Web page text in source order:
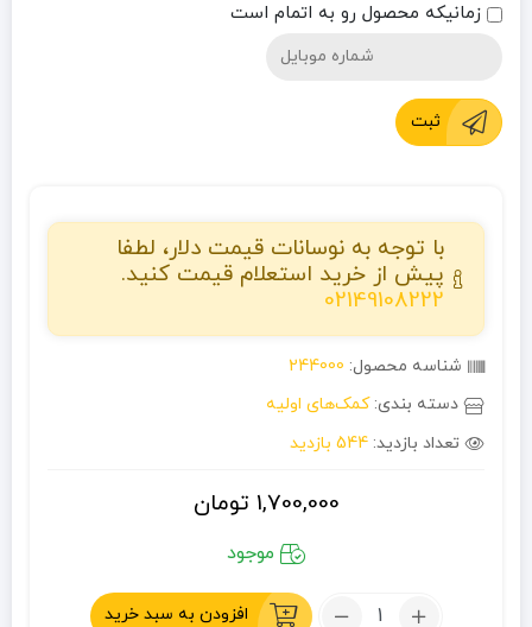
زمانیکه محصول رو به اتمام است
ثبت
با توجه به نوسانات قیمت دلار، لطفا
پیش از خرید استعلام قیمت کنید.
02149108222
شناسه محصول: 244000
دسته بندی:کمک‌های اولیه
تعداد بازدید: 544 بازدید
1,700,000 تومان
موجود
تعداد:
افزودن به سبد خرید